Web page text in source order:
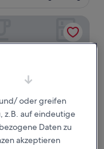
oder greifen
z.B. auf eindeutige
Daten zu
akzeptieren